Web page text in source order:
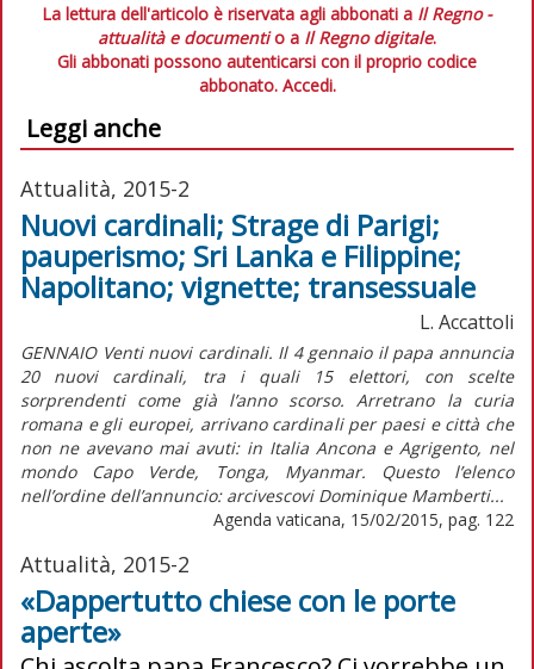
La lettura dell'articolo è riservata agli abbonati a Il Regno -
attualità e documentio a Il Regno digitale.
Gli abbonati possono autenticarsi con il proprio codice
abbonato. Accedi.
Leggi anche
Attualità, 2015-2
Nuovi cardinali; Strage di Parigi;
pauperismo; Sri Lanka e Filippine;
Napolitano; vignette; transessuale
L. Accattoli
GENNAIO Venti nuovi cardinali. Il 4 gennaio il papa annuncia
20 nuovi cardinali, tra i quali 15 elettori, con scelte
sorprendenti come già l’anno scorso. Arretrano la curia
romana e gli europei, arrivano cardinali per paesi e città che
non ne avevano mai avuti: in Italia Ancona e Agrigento, nel
mondo Capo Verde, Tonga, Myanmar. Questo l’elenco
nell’ordine dell’annuncio: arcivescovi Dominique Mamberti...
Agenda vaticana, 15/02/2015, pag. 122
Attualità, 2015-2
«Dappertutto chiese con le porte
aperte»